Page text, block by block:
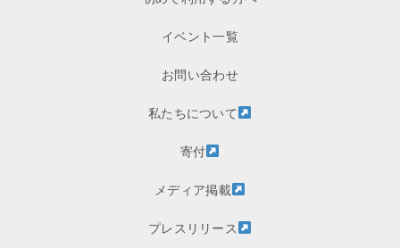
イベント一覧
お問い合わせ
私たちについて
寄付
メディア掲載
プレスリリース